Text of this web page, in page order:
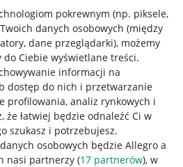
pokrewnym (np. piksele,
danych osobowych (między
dane przeglądarki), możemy
Ciebie wyświetlane treści.
informacji na
dostęp do nich i przetwarzanie
profilowania, analiz rynkowych i
że łatwiej będzie odnaleźć Ci w
szukasz i potrzebujesz.
osobowych będzie Allegro a
nasi partnerzy (17 partnerów), w